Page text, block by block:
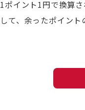
イント1円で換算
て、余ったポイン